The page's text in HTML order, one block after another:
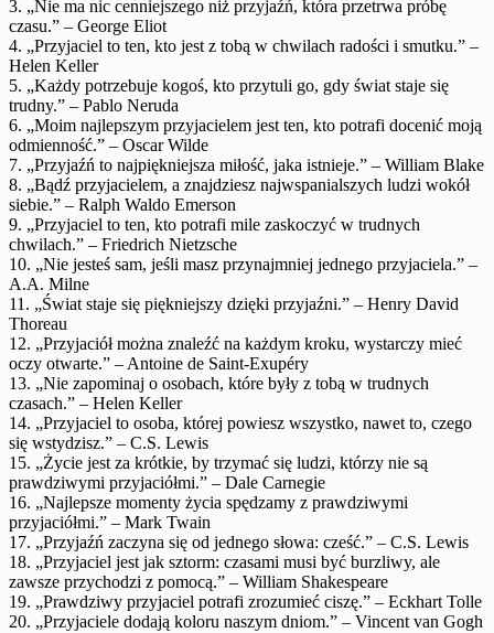
3. „Nie ma nic cenniejszego niż przyjaźń, która przetrwa próbę
czasu.” – George Eliot
4. „Przyjaciel to ten, kto jest z tobą w chwilach radości i smutku.” –
Helen Keller
5. „Każdy potrzebuje kogoś, kto przytuli go, gdy świat staje się
trudny.” – Pablo Neruda
6. „Moim najlepszym przyjacielem jest ten, kto potrafi docenić moją
odmienność.” – Oscar Wilde
7. „Przyjaźń to najpiękniejsza miłość, jaka istnieje.” – William Blake
8. „Bądź przyjacielem, a znajdziesz najwspanialszych ludzi wokół
siebie.” – Ralph Waldo Emerson
9. „Przyjaciel to ten, kto potrafi mile zaskoczyć w trudnych
chwilach.” – Friedrich Nietzsche
10. „Nie jesteś sam, jeśli masz przynajmniej jednego przyjaciela.” –
A.A. Milne
11. „Świat staje się piękniejszy dzięki przyjaźni.” – Henry David
Thoreau
12. „Przyjaciół można znaleźć na każdym kroku, wystarczy mieć
oczy otwarte.” – Antoine de Saint-Exupéry
13. „Nie zapominaj o osobach, które były z tobą w trudnych
czasach.” – Helen Keller
14. „Przyjaciel to osoba, której powiesz wszystko, nawet to, czego
się wstydzisz.” – C.S. Lewis
15. „Życie jest za krótkie, by trzymać się ludzi, którzy nie są
prawdziwymi przyjaciółmi.” – Dale Carnegie
16. „Najlepsze momenty życia spędzamy z prawdziwymi
przyjaciółmi.” – Mark Twain
17. „Przyjaźń zaczyna się od jednego słowa: cześć.” – C.S. Lewis
18. „Przyjaciel jest jak sztorm: czasami musi być burzliwy, ale
zawsze przychodzi z pomocą.” – William Shakespeare
19. „Prawdziwy przyjaciel potrafi zrozumieć ciszę.” – Eckhart Tolle
20. „Przyjaciele dodają koloru naszym dniom.” – Vincent van Gogh